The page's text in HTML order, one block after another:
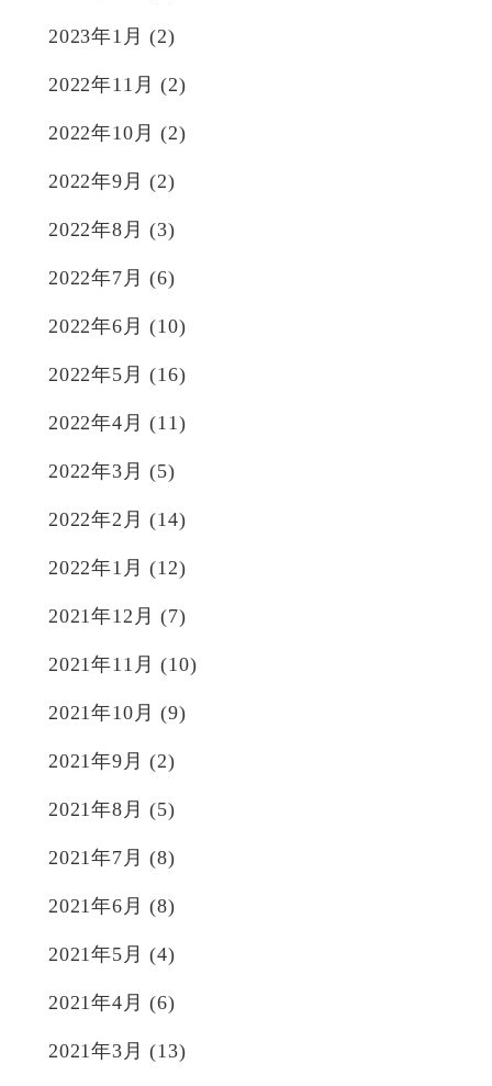
2023年1月 (2)
2022年11月 (2)
2022年10月 (2)
2022年9月 (2)
2022年8月 (3)
2022年7月 (6)
2022年6月 (10)
2022年5月 (16)
2022年4月 (11)
2022年3月 (5)
2022年2月 (14)
2022年1月 (12)
2021年12月 (7)
2021年11月 (10)
2021年10月 (9)
2021年9月 (2)
2021年8月 (5)
2021年7月 (8)
2021年6月 (8)
2021年5月 (4)
2021年4月 (6)
2021年3月 (13)